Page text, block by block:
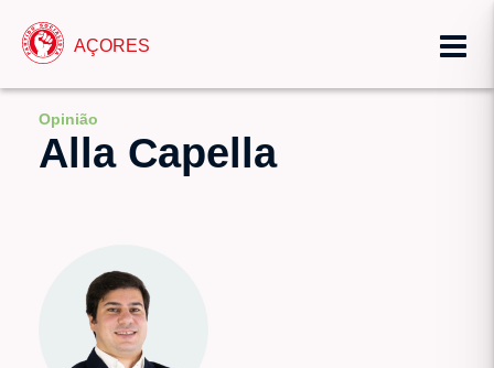
AÇORES
Opinião
Alla Capella